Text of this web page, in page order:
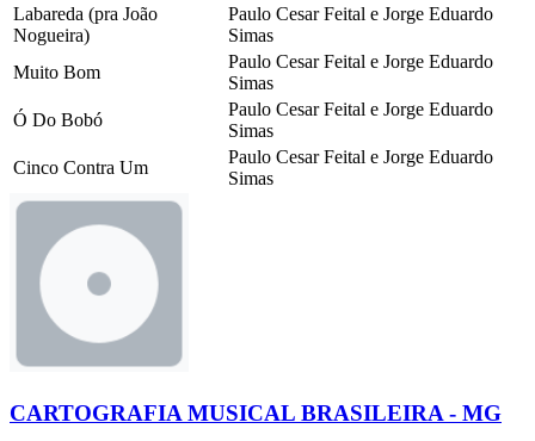
Labareda (pra João
Nogueira)
Paulo Cesar Feital e Jorge Eduardo
Simas
Muito Bom
Paulo Cesar Feital e Jorge Eduardo
Simas
Ó Do Bobó
Paulo Cesar Feital e Jorge Eduardo
Simas
Cinco Contra Um
Paulo Cesar Feital e Jorge Eduardo
Simas
CARTOGRAFIA MUSICAL BRASILEIRA - MG